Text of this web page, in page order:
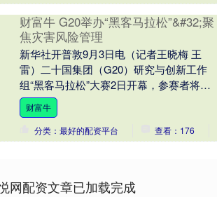
财富牛 G20举办“黑客马拉松”&#32;聚
焦灾害风险管理
新华社开普敦9月3日电（记者王晓梅 王
雷）二十国集团（G20）研究与创新工作
组“黑客马拉松”大赛2日开幕，参赛者将聚
焦协力应对气候变化加速时代的灾害风
险。 本次....
财富牛
分类：最好的配资平台
查看：176
网配资文章已加载完成